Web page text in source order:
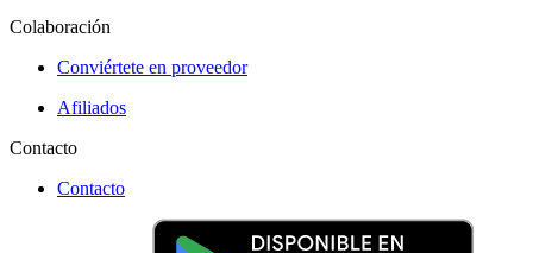
Colaboración
Conviértete en proveedor
Afiliados
Contacto
Contacto